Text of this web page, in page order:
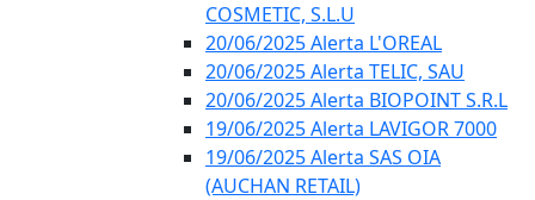
COSMETIC, S.L.U
20/06/2025 Alerta L'OREAL
20/06/2025 Alerta TELIC, SAU
20/06/2025 Alerta BIOPOINT S.R.L
19/06/2025 Alerta LAVIGOR 7000
19/06/2025 Alerta SAS OIA
(AUCHAN RETAIL)